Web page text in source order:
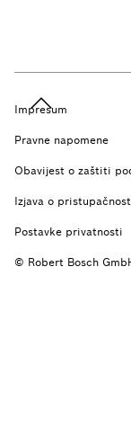
Impresum
Pravne napomene
Obavijest o zaštiti
Izjava o
Postavke privatnosti
© Robert Bosch